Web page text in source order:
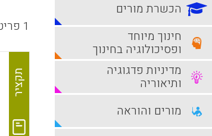
1 פריטים
תקציר
הכשרת מורים
חינוך מיוחד
ופסיכולוגיה בחינוך
מדיניות פדגוגיה
ותיאוריה
מורים והוראה